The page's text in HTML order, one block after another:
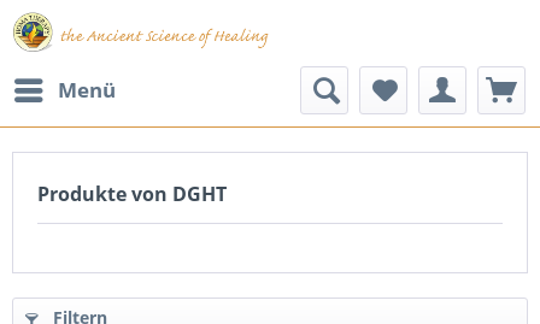
Menü
Produkte von DGHT
Filtern